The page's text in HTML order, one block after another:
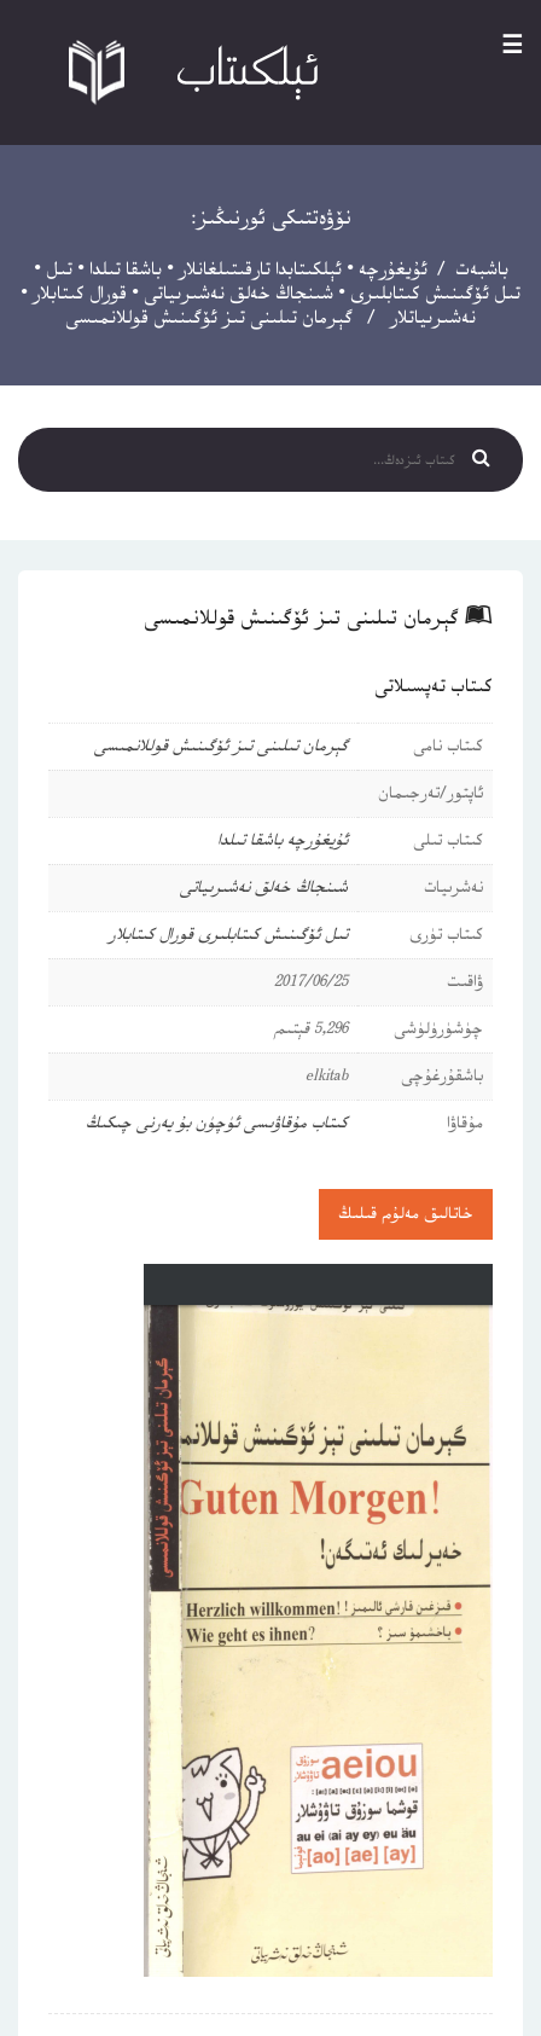
☰
نۆۋەتتىكى ئورنىڭىز:
باشبەت /ئۇيغۇرچە •ئېلكىتابدا تارقىتىلغانلار •باشقا تىلدا •تىل •
تىل ئۆگىنىش كىتابلىرى • شىنجاڭ خەلق نەشىرىياتى • قورال كىتابلار •
نەشىرىياتلار / گېرمان تىلىنى تىز ئۆگىنىش قوللانمىسى
گېرمان تىلىنى تىز ئۆگىنىش قوللانمىسى
كىتاب تەپسىلاتى
كىتاب نامى
گېرمان تىلىنى تىز ئۆگىنىش قوللانمىسى
ئاپتور/تەرجىمان
كىتاب تىلى
ئۇيغۇرچە باشقا تىلدا
نەشرىيات
شىنجاڭ خەلق نەشىرىياتى
كىتاب تۈرى
تىل ئۆگىنىش كىتابلىرى قورال كىتابلار
ۋاقىت
2017/06/25
چۈشۈرۈلۈشى
5,296 قېتىم
باشقۇرغۇچى
elkitab
مۇقاۋا
كىتاب مۇقاۋىسى ئۈچۈن بۇ يەرنى چىكىڭ
خاتالىق مەلۇم قىلىڭ